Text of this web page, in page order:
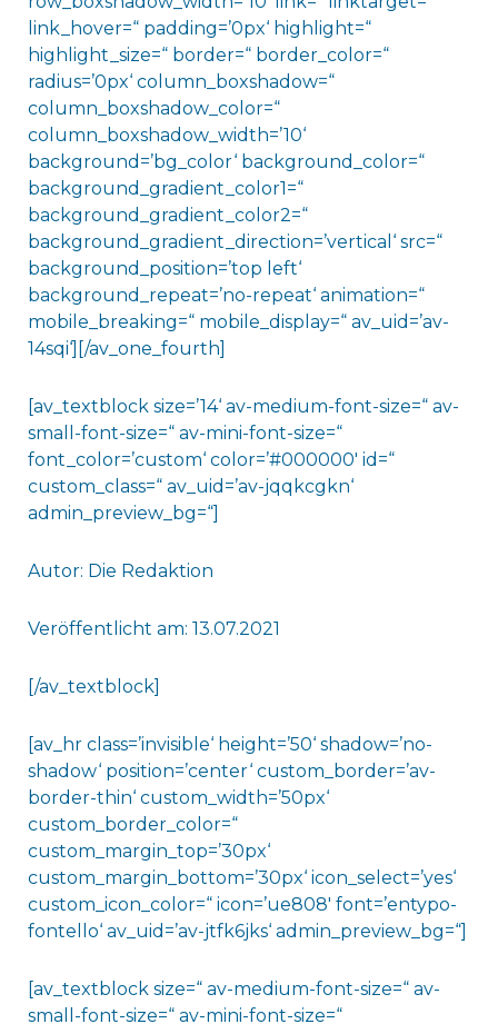
link_hover=“ padding=’0px‘ highlight=“
highlight_size=“ border=“ border_color=“
radius=’0px‘ column_boxshadow=“
column_boxshadow_color=“
column_boxshadow_width=’10‘
background=’bg_color‘ background_color=“
background_gradient_color1=“
background_gradient_color2=“
background_gradient_direction=’vertical‘ src=“
background_position=’top left‘
background_repeat=’no-repeat‘ animation=“
mobile_breaking=“ mobile_display=“ av_uid=’av-
14sqi‘][/av_one_fourth]
[av_textblock size=’14‘ av-medium-font-size=“ av-
small-font-size=“ av-mini-font-size=“
font_color=’custom‘ color=’#000000′ id=“
custom_class=“ av_uid=’av-jqqkcgkn‘
admin_preview_bg=“]
Autor: Die Redaktion
Veröffentlicht am: 13.07.2021
[/av_textblock]
[av_hr class=’invisible‘ height=’50‘ shadow=’no-
shadow‘ position=’center‘ custom_border=’av-
border-thin‘ custom_width=’50px‘
custom_border_color=“
custom_margin_top=’30px‘
custom_margin_bottom=’30px‘ icon_select=’yes‘
custom_icon_color=“ icon=’ue808′ font=’entypo-
fontello‘ av_uid=’av-jtfk6jks‘ admin_preview_bg=“]
[av_textblock size=“ av-medium-font-size=“ av-
small-font-size=“ av-mini-font-size=“